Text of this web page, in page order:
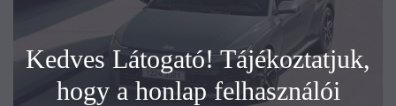
Kedves Látogató! Tájékoztatjuk,
hogy a honlap felhasználói